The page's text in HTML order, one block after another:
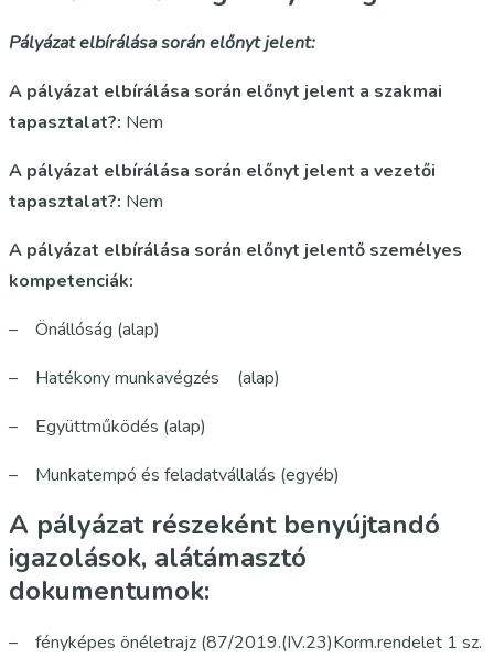
Pályázat elbírálása során előnyt jelent:
A pályázat elbírálása során előnyt jelent a szakmai
tapasztalat?: Nem
A pályázat elbírálása során előnyt jelent a vezetői
tapasztalat?: Nem
A pályázat elbírálása során előnyt jelentő személyes
kompetenciák:
– Önállóság (alap)
– Hatékony munkavégzés (alap)
– Együttműködés (alap)
– Munkatempó és feladatvállalás (egyéb)
A pályázat részeként benyújtandó
igazolások, alátámasztó
dokumentumok:
– fényképes önéletrajz (87/2019.(IV.23)Korm.rendelet 1 sz.